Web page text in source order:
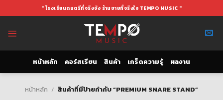
to
" โรงเรียนดนตรีที่จริงจัง ร้านขายที่จริงใจ TEMPO MUSIC "
หน้าหลัก คอร์สเรียน สินค้า เกร็ดความรู้ ผลงาน
หน้าหลัก / สินค้าที่มีป้ายกำกับ “PREMIUM SNARE STAND”